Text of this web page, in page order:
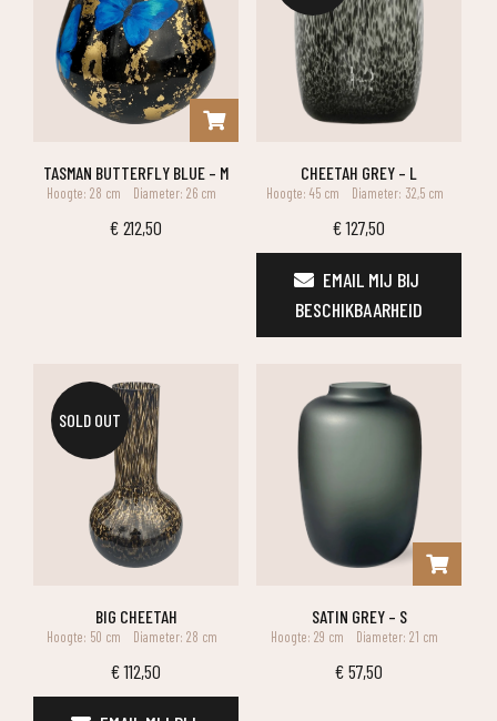
TASMAN BUTTERFLY BLUE – M
Hoogte: 28 cm Diameter: 26 cm
€212,50
CHEETAH GREY – L
Hoogte: 45 cm Diameter: 32,5 cm
€127,50
EMAIL MIJ BIJ
BESCHIKBAARHEID
SOLD OUT
BIG CHEETAH
Hoogte: 50 cm Diameter: 28 cm
€112,50
SATIN GREY – S
Hoogte: 29 cm Diameter: 21 cm
€57,50